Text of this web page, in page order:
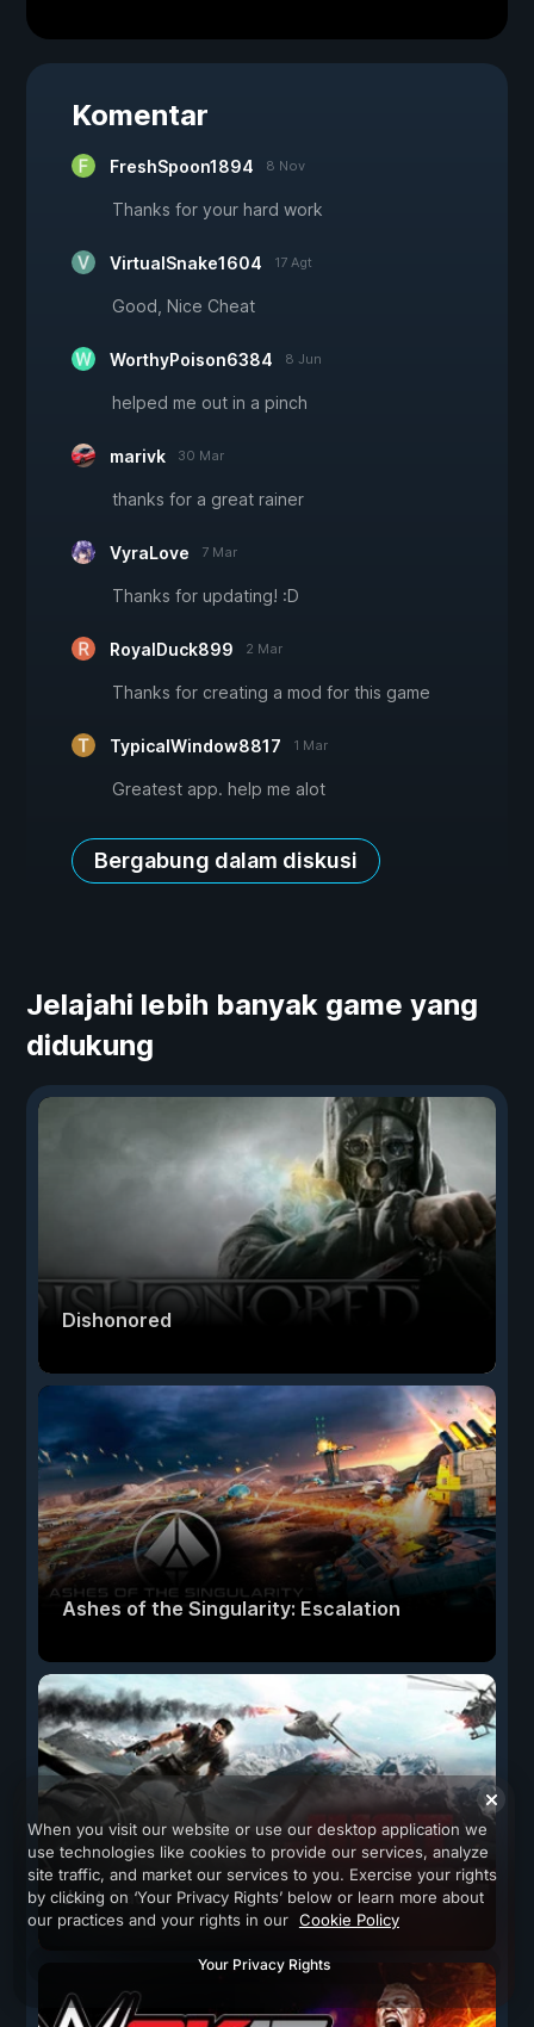
Komentar
FreshSpoon1894 8 Nov
Thanks for your hard work
VirtualSnake1604 17 Agt
Good, Nice Cheat
WorthyPoison6384 8 Jun
helped me out in a pinch
marivk 30 Mar
thanks for a great rainer
VyraLove 7 Mar
Thanks for updating! :D
RoyalDuck899 2 Mar
Thanks for creating a mod for this game
TypicalWindow8817 1 Mar
Greatest app. help me alot
Bergabung dalam diskusi
Jelajahi lebih banyak game yang
didukung
Dishonored
Ashes of the Singularity: Escalation
Just Cause 2
When you visit our website or use our desktop application we
use technologies like cookies to provide our services, analyze
site traffic, and market our services to you. Exercise your rights
by clicking on ‘Your Privacy Rights’ below or learn more about
our practices and your rights in our Cookie Policy
Your Privacy Rights